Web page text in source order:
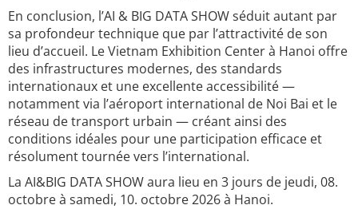
En conclusion, l’AI & BIG DATA SHOW séduit autant par
sa profondeur technique que par l’attractivité de son
lieu d’accueil. Le Vietnam Exhibition Center à Hanoi offre
des infrastructures modernes, des standards
internationaux et une excellente accessibilité —
notamment via l’aéroport international de Noi Bai et le
réseau de transport urbain — créant ainsi des
conditions idéales pour une participation efficace et
résolument tournée vers l’international.
La AI&BIG DATA SHOW aura lieu en 3 jours de jeudi, 08.
octobre à samedi, 10. octobre 2026 à Hanoi.